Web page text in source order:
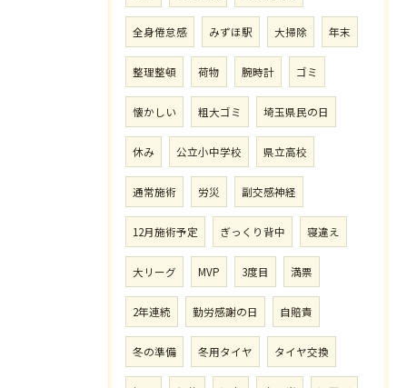
全身倦怠感 みずほ駅 大掃除 年末
整理整頓 荷物 腕時計 ゴミ
懐かしい 粗大ゴミ 埼玉県民の日
休み 公立小中学校 県立高校
通常施術 労災 副交感神経
12月施術予定 ぎっくり背中 寝違え
大リーグ MVP 3度目 満票
2年連続 勤労感謝の日 自賠責
冬の準備 冬用タイヤ タイヤ交換